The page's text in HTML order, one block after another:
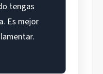
tengas
Es mejor